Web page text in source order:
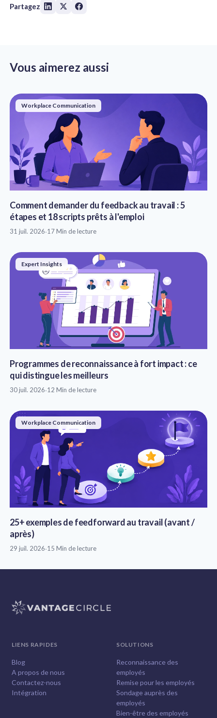
Partagez
Vous aimerez aussi
Workplace Communication
Comment demander du feedback au travail : 5
étapes et 18 scripts prêts à l'emploi
31 juil. 2026·17 Min de lecture
Expert Insights
Programmes de reconnaissance à fort impact : ce
qui distingue les meilleurs
30 juil. 2026·12 Min de lecture
Workplace Communication
25+ exemples de feedforward au travail (avant /
après)
29 juil. 2026·15 Min de lecture
LIENS RAPIDES
Blog
A propos de nous
Contactez-nous
Intégration
SOLUTIONS
Reconnaissance des
employés
Remise pour les employés
Sondage auprès des
employés
Bien-être des employés